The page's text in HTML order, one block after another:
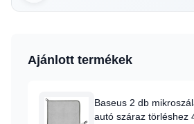
Ajánlott termékek
Baseus 2 db
autó száraz törléshez